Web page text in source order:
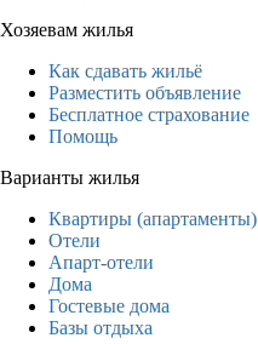
Хозяевам жилья
Как сдавать жильё
Разместить объявление
Бесплатное страхование
Помощь
Варианты жилья
Квартиры (апартаменты)
Отели
Апарт-отели
Дома
Гостевые дома
Базы отдыха